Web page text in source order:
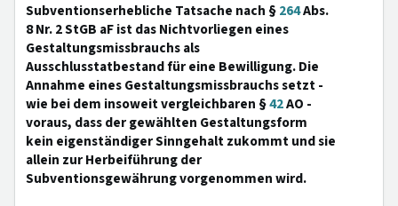
Subventionserhebliche Tatsache nach §264Abs.
8 Nr. 2 StGB aF ist das Nichtvorliegen eines
Gestaltungsmissbrauchs als
Ausschlusstatbestand für eine Bewilligung. Die
Annahme eines Gestaltungsmissbrauchs setzt -
wie bei dem insoweit vergleichbaren §42AO -
voraus, dass der gewählten Gestaltungsform
kein eigenständiger Sinngehalt zukommt und sie
allein zur Herbeiführung der
Subventionsgewährung vorgenommen wird.